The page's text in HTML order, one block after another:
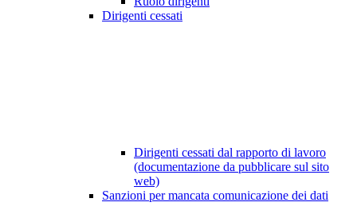
Dirigenti cessati
Dirigenti cessati dal rapporto di lavoro
(documentazione da pubblicare sul sito
web)
Sanzioni per mancata comunicazione dei dati